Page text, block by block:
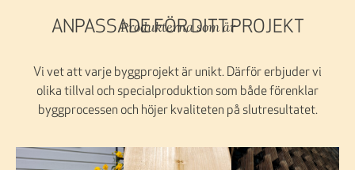
Produkterna som är
ANPASSADE FÖR DITT PROJEKT
Vi vet att varje byggprojekt är unikt. Därför erbjuder vi
olika tillval och specialproduktion som både förenklar
byggprocessen och höjer kvaliteten på slutresultatet.